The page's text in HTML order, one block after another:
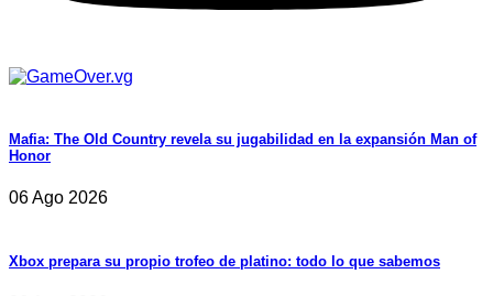
Mafia: The Old Country revela su jugabilidad en la expansión Man of
Honor
06 Ago 2026
Xbox prepara su propio trofeo de platino: todo lo que sabemos